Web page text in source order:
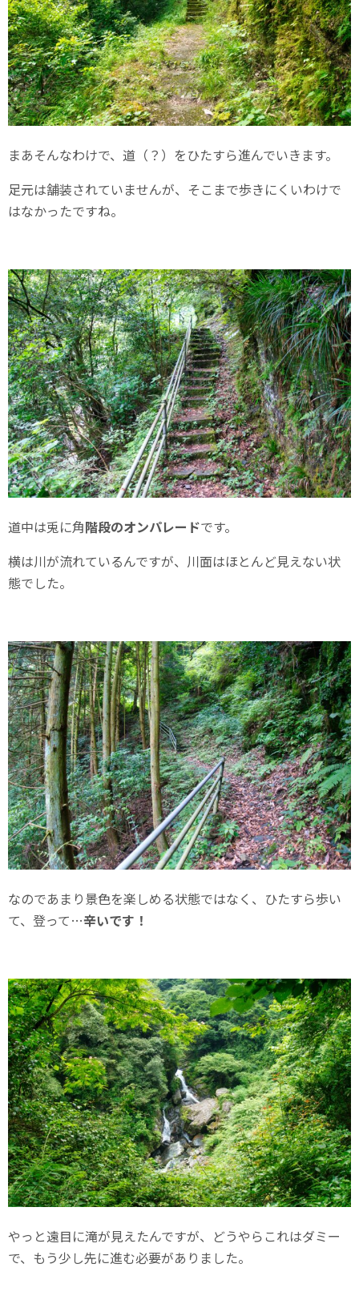
まあそんなわけで、道（？）をひたすら進んでいきます。
足元は舗装されていませんが、そこまで歩きにくいわけで
はなかったですね。
道中は兎に角階段のオンパレードです。
横は川が流れているんですが、川面はほとんど見えない状
態でした。
なのであまり景色を楽しめる状態ではなく、ひたすら歩い
て、登って…辛いです！
やっと遠目に滝が見えたんですが、どうやらこれはダミー
で、もう少し先に進む必要がありました。